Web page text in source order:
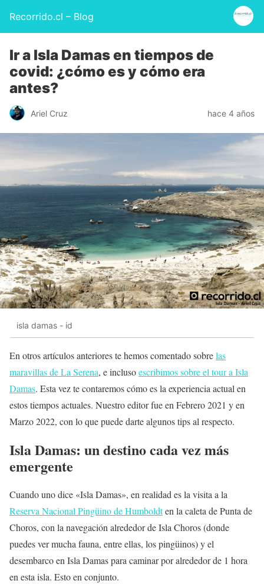
Recorrido.cl – Blog
Ir a Isla Damas en tiempos de
covid: ¿cómo es y cómo era
antes?
Ariel Cruz hace 4 años
isla damas - id
En otros artículos anteriores te hemos comentado sobrelas
maravillas de La Serena, e inclusoescribimos sobre el tour a Isla
Damas. Esta vez te contaremos cómo es la experiencia actual en
estos tiempos actuales. Nuestro editor fue en Febrero 2021 y en
Marzo 2022, con lo que puede darte algunos tips al respecto.
Isla Damas: un destino cada vez más
emergente
Cuando uno dice «Isla Damas», en realidad es la visita a la
Reserva Nacional Pingüino de Humboldten la caleta de Punta de
Choros, con la navegación alrededor de Isla Choros (donde
puedes ver mucha fauna, entre ellas, los pingüinos) y el
desembarco en Isla Damas para caminar por alrededor de 1 hora
en esta isla. Esto en conjunto.